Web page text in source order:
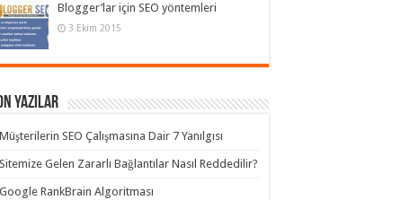
Blogger’lar için SEO yöntemleri
3 Ekim 2015
Yazılar
Müşterilerin SEO Çalışmasına Dair 7 Yanılgısı
Sitemize Gelen Zararlı Bağlantılar Nasıl Reddedilir?
Google RankBrain Algoritması